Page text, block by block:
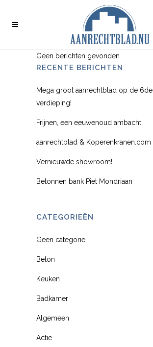
Geen berichten gevonden
RECENTE BERICHTEN
Mega groot aanrechtblad op de 6de
verdieping!
Frijnen, een eeuwenoud ambacht.
aanrechtblad & Koperenkranen.com
Vernieuwde showroom!
Betonnen bank Piet Mondriaan
CATEGORIEËN
Geen categorie
Beton
Keuken
Badkamer
Algemeen
Actie